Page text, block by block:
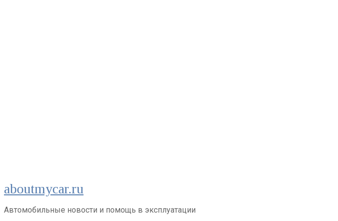
Перейти
к
контенту
aboutmycar.ru
Автомобильные новости и помощь в эксплуатации